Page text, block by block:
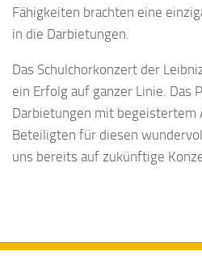
Fähigkeiten brachten eine
in die Darbietungen.
Das Schulchorkonzert der
ein Erfolg auf ganzer Linie. Das
Darbietungen mit begeistertem
Beteiligten für diesen
uns bereits auf zukünftige